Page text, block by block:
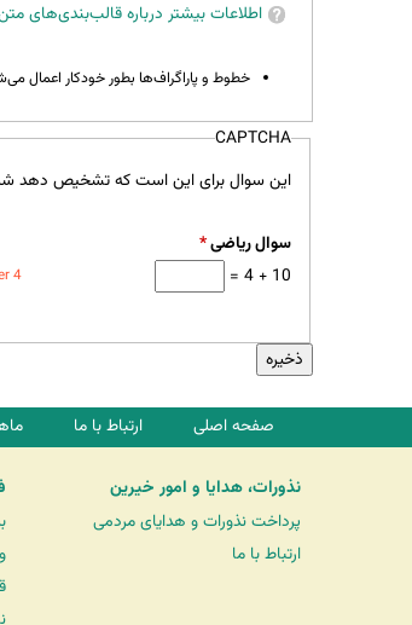
اطلاعات بیشتر درباره قالب‌بندی‌های
خطوط و پاراگراف‌ها بطور خودکار اعمال
CAPTCHA
این سوال برای این است که تشخیص دهد
سوال ریاضی*
10 + 4 =
4.
صفحه اصلی ارتباط با ما
نذورات، هدایا و امور خیرین
پرداخت نذورات و هدایای مردمی
ارتباط با ما